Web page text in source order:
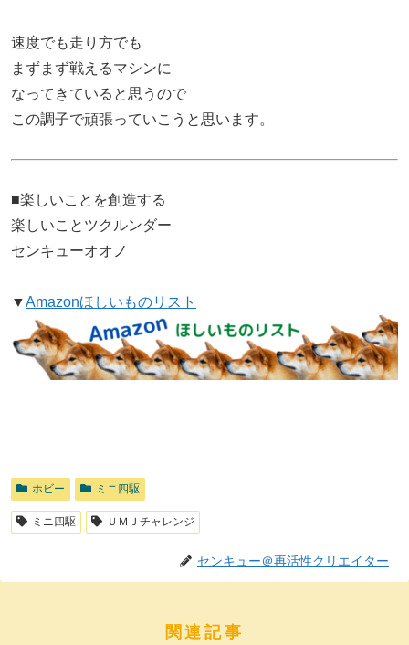
速度でも走り方でも
まずまず戦えるマシンに
なってきていると思うので
この調子で頑張っていこうと思います。
■楽しいことを創造する
楽しいことツクルンダー
センキューオオノ
▼Amazonほしいものリスト
ホビー ミニ四駆
ミニ四駆 ＵＭＪチャレンジ
センキュー＠再活性クリエイター
関連記事